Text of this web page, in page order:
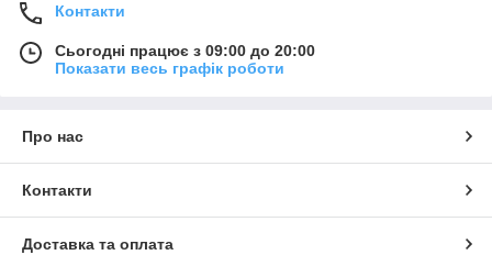
Контакти
Сьогодні працює з 09:00 до 20:00
Показати весь графік роботи
Про нас
Контакти
Доставка та оплата